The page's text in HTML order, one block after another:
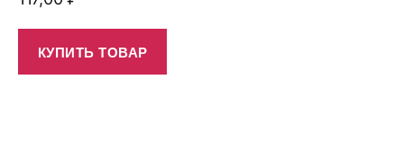
КУПИТЬ ТОВАР